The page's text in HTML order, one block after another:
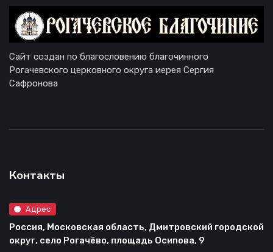
Сайт создан по благословению благочинного
Рогачевского церковного округа иерея Сергия
Сафронова
Контакты
Адрес
Россия, Московская область, Дмитровский городской
округ, село Рогачёво, площадь Осипова, 9